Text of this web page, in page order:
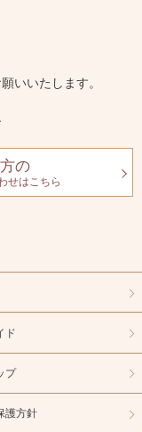
いいたします。
の
せはこちら
ド
プ
護方針